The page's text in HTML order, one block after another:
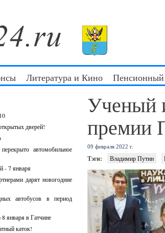
Литература и Кино
дверей!
автомобильное
- 7 января
дарят новогодние
автобусов в период
января в Гатчине
каток!
Ученый
премии
09 февраля 2022 г.
Тэги: Владимир Путин